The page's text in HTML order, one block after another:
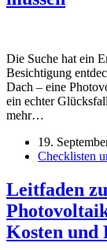
Die Suche hat ein
Besichtigung
Dach – eine
ein echter
mehr…
19.
Checklisten
Leitfaden
Kosten und